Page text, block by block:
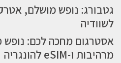
לשוודיה
אסטרגום מחכה לכם:
מרהיבות ו-eSIM להונגריה